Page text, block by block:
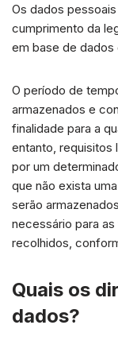
Os dados
cumprimento da
em base de
O período de
armazenados e
finalidade para a
entanto, requisitos
por um
que não exista
serão
necessário para
recolhidos,
Quais os
dados?